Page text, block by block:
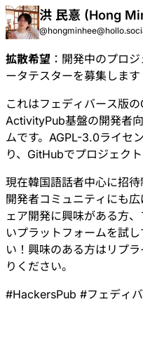
洪 民憙 (Hong
拡散希望 ：開発中のプロ
ータテスターを募集します
これはフェディバース版の
ActivityPub基盤の開発者
ムです。AGPL-3.0ライセ
り、 GitHubでプロジェクト
現在韓国語話者中心に招
開発者コミュニティにも
ェア開発に興味がある方
いプラットフォームを試
い！興味のある方はリプ
りください。
#HackersPub #フェディ